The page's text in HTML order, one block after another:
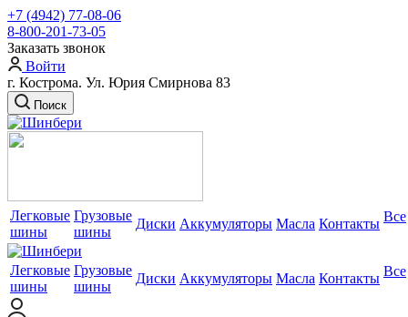
+7 (4942) 77-08-06
8-800-201-73-05
Заказать звонок
Войти
г. Кострома. Ул. Юрия Смирнова 83
Поиск
Легковые
шины
Грузовые
шины
Диски Аккумуляторы Масла Контакты Все
Легковые
шины
Грузовые
шины
Диски Аккумуляторы Масла Контакты Все